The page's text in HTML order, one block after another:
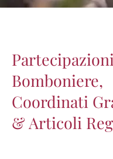
Bomboniere,
Coordinati
& Articoli